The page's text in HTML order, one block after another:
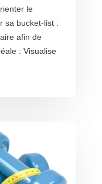
le
sa bucket-list :
afin de
: Visualise